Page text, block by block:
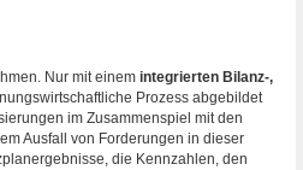
Nur mit einem integrierten Bilanz-,
Prozess abgebildet
im Zusammenspiel mit den
Ausfall von Forderungen in dieser
die Kennzahlen, den